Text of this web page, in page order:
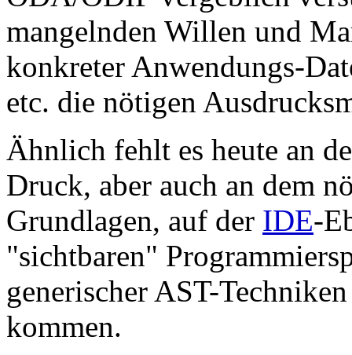
mangelnden Willen und
konkreter Anwendungs-
etc. die nötigen
Ähnlich fehlt es heute an
Druck, aber auch an dem
Grundlagen, auf der IDE-
"sichtbaren"
generischer AST-
kommen.